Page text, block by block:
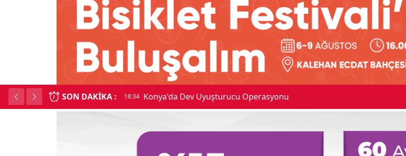
SON DAKIKA : 18:34 Konya'da Dev Uyuşturucu Operasyonu